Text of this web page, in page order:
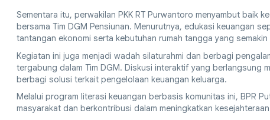
Sementara itu, perwakilan PKK RT Purwantoro menyambut baik
bersama Tim DGM Pensiunan. Menurutnya, edukasi keuangan
tantangan ekonomi serta kebutuhan rumah tangga yang semakin
Kegiatan ini juga menjadi wadah silaturahmi dan berbagi
tergabung dalam Tim DGM. Diskusi interaktif yang berlangsung
berbagi solusi terkait pengelolaan keuangan keluarga.
Melalui program literasi keuangan berbasis komunitas ini, BPR
masyarakat dan berkontribusi dalam meningkatkan